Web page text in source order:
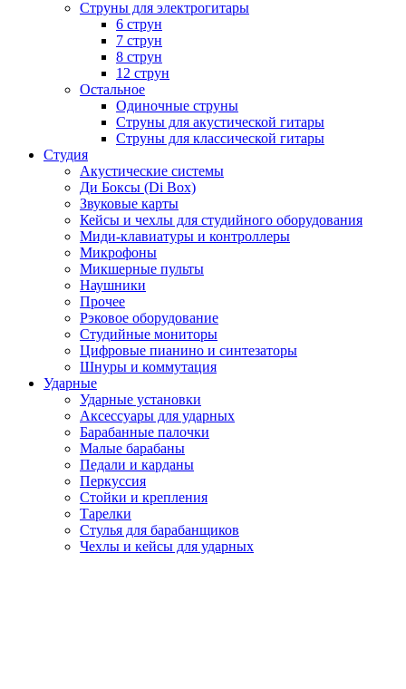
Струны для электрогитары
6 струн
7 струн
8 струн
12 струн
Остальное
Одиночные струны
Струны для акустической гитары
Струны для классической гитары
Студия
Акустические системы
Ди Боксы (Di Box)
Звуковые карты
Кейсы и чехлы для студийного оборудования
Миди-клавиатуры и контроллеры
Микрофоны
Микшерные пульты
Наушники
Прочее
Рэковое оборудование
Студийные мониторы
Цифровые пианино и синтезаторы
Шнуры и коммутация
Ударные
Ударные установки
Аксессуары для ударных
Барабанные палочки
Малые барабаны
Педали и карданы
Перкуссия
Стойки и крепления
Тарелки
Стулья для барабанщиков
Чехлы и кейсы для ударных